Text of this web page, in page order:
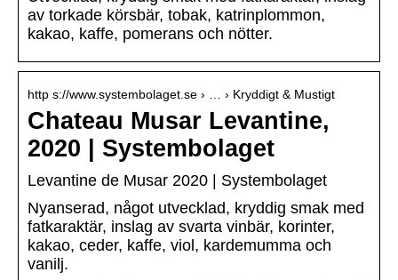
av torkade körsbär, tobak, katrinplommon,
kakao, kaffe, pomerans och nötter.
http s://www.systembolaget.se › … › Kryddigt & Mustigt
Chateau Musar Levantine,
2020 | Systembolaget
Levantine de Musar 2020 | Systembolaget
Nyanserad, något utvecklad, kryddig smak med
fatkaraktär, inslag av svarta vinbär, korinter,
kakao, ceder, kaffe, viol, kardemumma och
vanilj.